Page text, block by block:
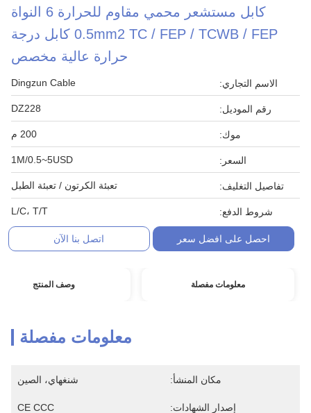
كابل مستشعر محمي مقاوم للحرارة 6 النواة
0.5mm2 TC / FEP / TCWB / FEP كابل درجة
حرارة عالية مخصص
الاسم التجاري: Dingzun Cable
رقم الموديل: DZ228
موك: 200 م
السعر: 1M/0.5~5USD
تفاصيل التغليف: تعبئة الكرتون / تعبئة الطبل
شروط الدفع: L/C، T/T
احصل على افضل سعر اتصل بنا الآن
معلومات مفصلة وصف المنتج
معلومات مفصلة
مكان المنشأ: شنغهاي، الصين
إصدار الشهادات: CE CCC